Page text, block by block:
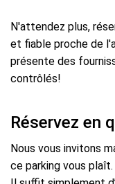
N'attendez plus,
et fiable proche de
présente des
contrôlés!
Réservez en
Nous vous invitons
ce parking vous plaît.